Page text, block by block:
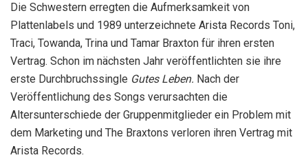
Die Schwestern erregten die Aufmerksamkeit von
Plattenlabels und 1989 unterzeichnete Arista Records Toni,
Traci, Towanda, Trina und Tamar Braxton für ihren ersten
Vertrag. Schon im nächsten Jahr veröffentlichten sie ihre
erste Durchbruchssingle Gutes Leben. Nach der
Veröffentlichung des Songs verursachten die
Altersunterschiede der Gruppenmitglieder ein Problem mit
dem Marketing und The Braxtons verloren ihren Vertrag mit
Arista Records.